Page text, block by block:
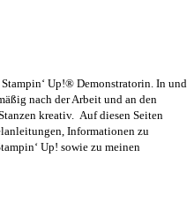
Up!® Demonstratorin. In und
nach der Arbeit und an den
kreativ. Auf diesen Seiten
Informationen zu
Up! sowie zu meinen